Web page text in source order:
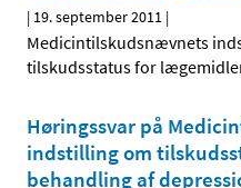
| 19. september 2011 |
Medicintilskudsnævnets
tilskudsstatus for
Høringssvar på
indstilling om
behandling af